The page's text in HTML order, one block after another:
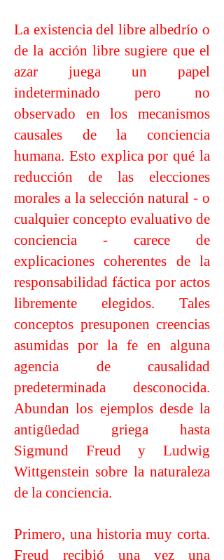
La existencia del libre albedrío o
de la acción libre sugiere que el
azar juega un papel
indeterminado pero no
observado en los mecanismos
causales de la conciencia
humana. Esto explica por qué la
reducción de las elecciones
morales a la selección natural - o
cualquier concepto evaluativo de
conciencia - carece de
explicaciones coherentes de la
responsabilidad fáctica por actos
libremente elegidos. Tales
conceptos presuponen creencias
asumidas por la fe en alguna
agencia de causalidad
predeterminada desconocida.
Abundan los ejemplos desde la
antigüedad griega hasta
Sigmund Freud y Ludwig
Wittgenstein sobre la naturaleza
de la conciencia.
Primero, una historia muy corta.
Freud recibió una vez una